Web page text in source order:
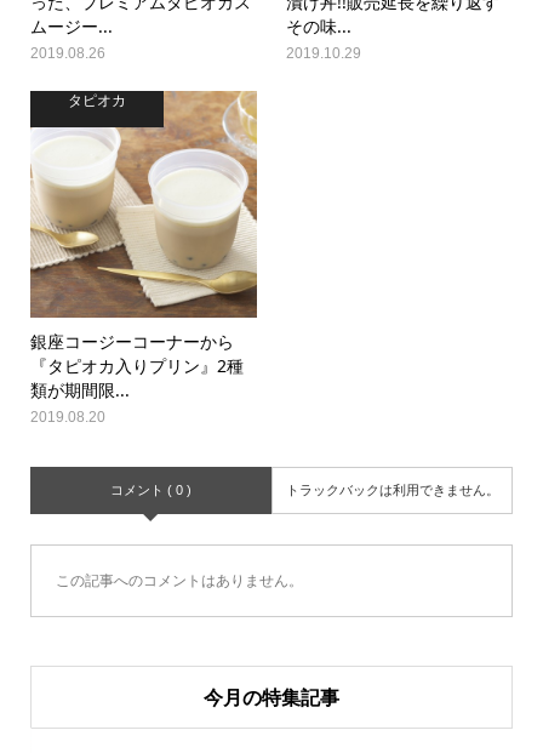
ムージー...
2019.08.26
その味...
2019.10.29
タピオカ
銀座コージーコーナーから
『タピオカ入りプリン』2種
類が期間限...
2019.08.20
コメント ( 0 ) トラックバックは利用できません。
この記事へのコメントはありません。
今月の特集記事